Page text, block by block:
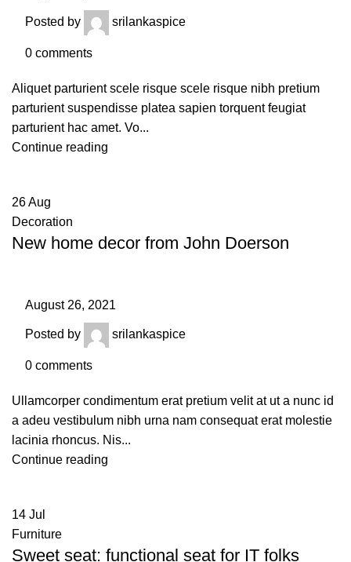
Posted by srilankaspice
0 comments
Aliquet parturient scele risque scele risque nibh pretium
parturient suspendisse platea sapien torquent feugiat
parturient hac amet. Vo...
Continue reading
26Aug
Decoration
New home decor from John Doerson
August 26, 2021
Posted by srilankaspice
0 comments
Ullamcorper condimentum erat pretium velit at ut a nunc id
a adeu vestibulum nibh urna nam consequat erat molestie
lacinia rhoncus. Nis...
Continue reading
14 Jul
Furniture
Sweet seat: functional seat for IT folks